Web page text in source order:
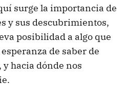
surge la importancia de
y sus descubrimientos,
posibilidad a algo que
de saber de
hacia dónde nos